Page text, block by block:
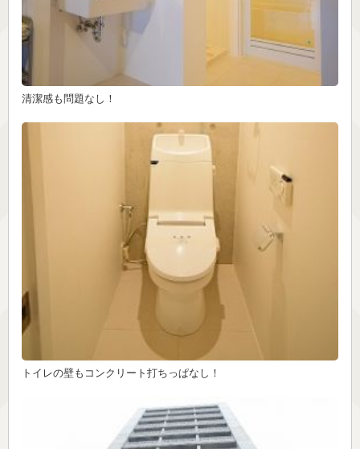
清潔感も問題なし！
トイレの壁もコンクリート打ちっぱなし！